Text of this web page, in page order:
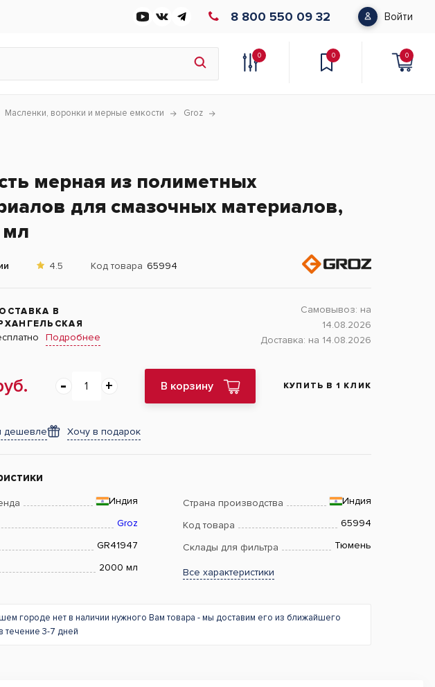
8 800 550 09 32 Войти
0 0 0
Масленки, воронки и мерные емкости
Groz
мерная из полиметных
для смазочных материалов,
4.5 Код товара 65994
В
Подробнее
Самовывоз: на
14.08.2026
Доставка: на 14.08.2026
В корзину КУПИТЬ В 1 КЛИК
дешевле Хочу в подарок
Индия Страна производства Индия
Groz Код товара 65994
GR41947 Склады для фильтра Тюмень
2000 мл Все характеристики
городе нет в наличии нужного Вам товара - мы доставим его из ближайшего
течение 3-7 дней